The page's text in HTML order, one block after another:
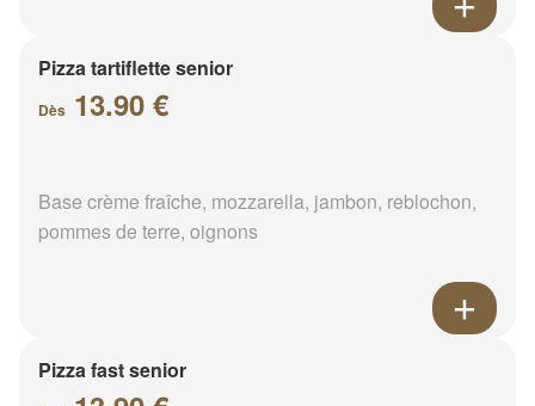
Pizza tartiflette senior
Dès 13.90 €
Base crème fraîche, mozzarella, jambon, reblochon,
pommes de terre, oignons
Pizza fast senior